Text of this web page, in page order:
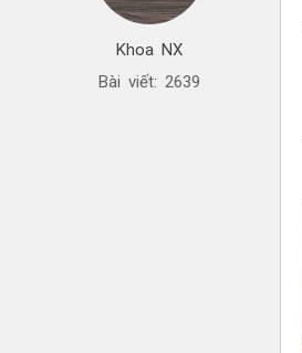
Khoa NX
Bài viết: 2639